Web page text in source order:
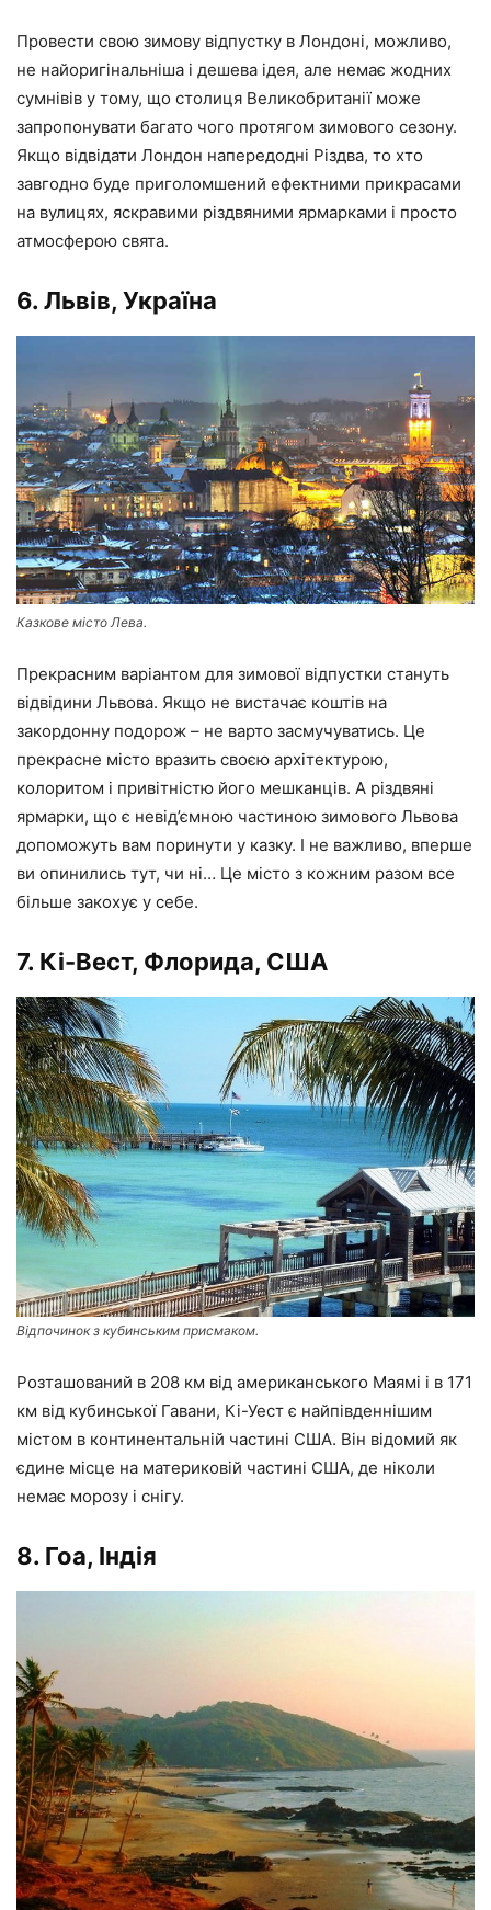
Провести свою зимову відпустку в Лондоні, можливо,
не найоригінальніша і дешева ідея, але немає жодних
сумнівів у тому, що столиця Великобританії може
запропонувати багато чого протягом зимового сезону.
Якщо відвідати Лондон напередодні Різдва, то хто
завгодно буде приголомшений ефектними прикрасами
на вулицях, яскравими різдвяними ярмарками і просто
атмосферою свята.
6. Львів, Україна
Казкове місто Лева.
Прекрасним варіантом для зимової відпустки стануть
відвідини Львова. Якщо не вистачає коштів на
закордонну подорож – не варто засмучуватись. Це
прекрасне місто вразить своєю архітектурою,
колоритом і привітністю його мешканців. А різдвяні
ярмарки, що є невід’ємною частиною зимового Львова
допоможуть вам поринути у казку. І не важливо, вперше
ви опинились тут, чи ні… Це місто з кожним разом все
більше закохує у себе.
7. Кі-Вест, Флорида, США
Відпочинок з кубинським присмаком.
Розташований в 208 км від американського Маямі і в 171
км від кубинської Гавани, Кі-Уест є найпівденнішим
містом в континентальній частині США. Він відомий як
єдине місце на материковій частині США, де ніколи
немає морозу і снігу.
8. Гоа, Індія